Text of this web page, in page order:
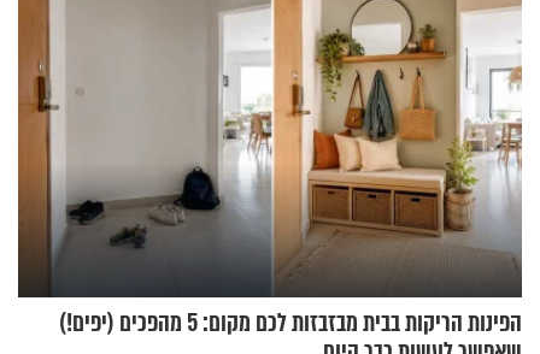
הפינות הריקות בבית מבזבזות לכם מקום: 5 מהפכים (יפים!)